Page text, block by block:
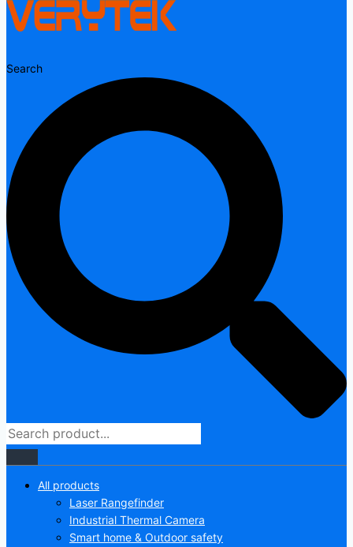
Search
All products
Laser Rangefinder
Industrial Thermal Camera
Smart home & Outdoor safety